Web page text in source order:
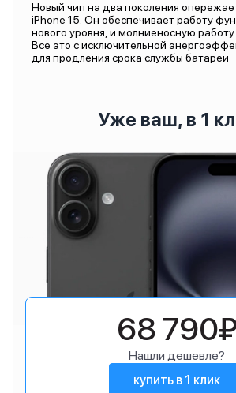
Новый чип на два поколения
iPhone 15. Он обеспечивает работу
нового уровня, и молниеносную работу
Все это с исключительной
для продления срока службы батареи
Уже ваш, в 1
68
Нашли дешевле?
купить в 1 клик